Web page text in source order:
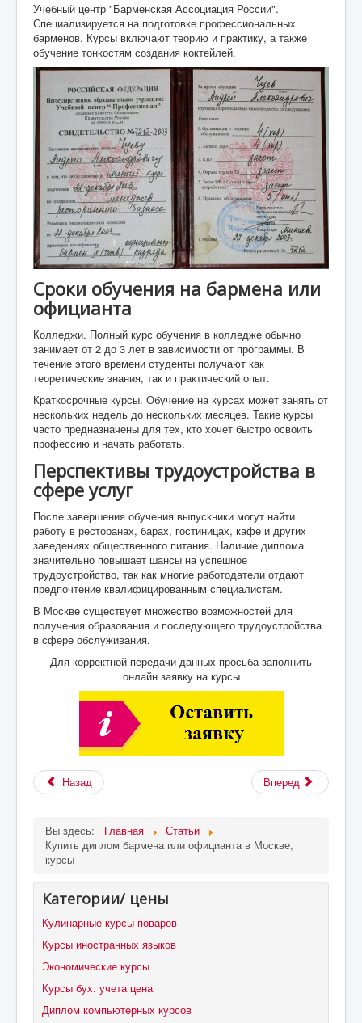
Учебный центр "Барменская Ассоциация России".
Специализируется на подготовке профессиональных
барменов. Курсы включают теорию и практику, а также
обучение тонкостям создания коктейлей.
Сроки обучения на бармена или
официанта
Колледжи. Полный курс обучения в колледже обычно
занимает от 2 до 3 лет в зависимости от программы. В
течение этого времени студенты получают как
теоретические знания, так и практический опыт.
Краткосрочные курсы. Обучение на курсах может занять от
нескольких недель до нескольких месяцев. Такие курсы
часто предназначены для тех, кто хочет быстро освоить
профессию и начать работать.
Перспективы трудоустройства в
сфере услуг
После завершения обучения выпускники могут найти
работу в ресторанах, барах, гостиницах, кафе и других
заведениях общественного питания. Наличие диплома
значительно повышает шансы на успешное
трудоустройство, так как многие работодатели отдают
предпочтение квалифицированным специалистам.
В Москве существует множество возможностей для
получения образования и последующего трудоустройства
в сфере обслуживания.
Для корректной передачи данных просьба заполнить
онлайн заявку на курсы
Назад Вперед
Вы здесь: Главная
Статьи
Купить диплом бармена или официанта в Москве,
курсы
Категории/ цены
Кулинарные курсы поваров
Курсы иностранных языков
Экономические курсы
Курсы бух. учета цена
Диплом компьютерных курсов